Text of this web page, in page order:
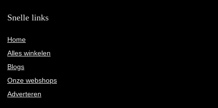
Snelle links
Home
Alles winkelen
Blogs
Onze webshops
Adverteren